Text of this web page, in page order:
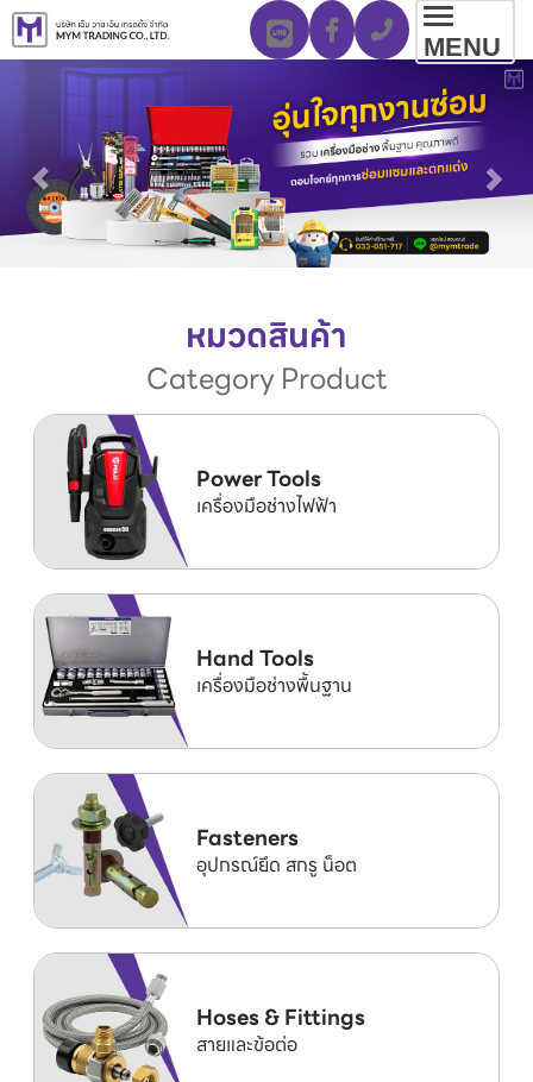
MENU
หมวดสินค้า
Category Product
Power Tools
เครื่องมือช่างไฟฟ้า
Hand Tools
เครื่องมือช่างพื้นฐาน
Fasteners
อุปกรณ์ยึด สกรู น็อต
Hoses & Fittings
สายและข้อต่อ